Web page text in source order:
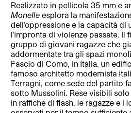
Realizzato in pellicola 35 mm e
Monelle esplora la
dell’oppressione e la capacità di
l’impronta di violenze passate. Il
gruppo di giovani ragazze che
addormentate tra gli spazi
Fascio di Como, in Italia, un
famoso architetto modernista
Terragni, come sede del partito
sotto Mussolini. Rese visibili
in raffiche di flash, le ragazze e i